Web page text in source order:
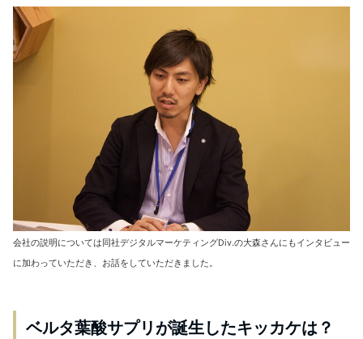
会社の説明については同社デジタルマーケティングDiv.の大森さんにもインタビュー
に加わっていただき、お話をしていただきました。
ベルタ葉酸サプリが誕生したキッカケは？